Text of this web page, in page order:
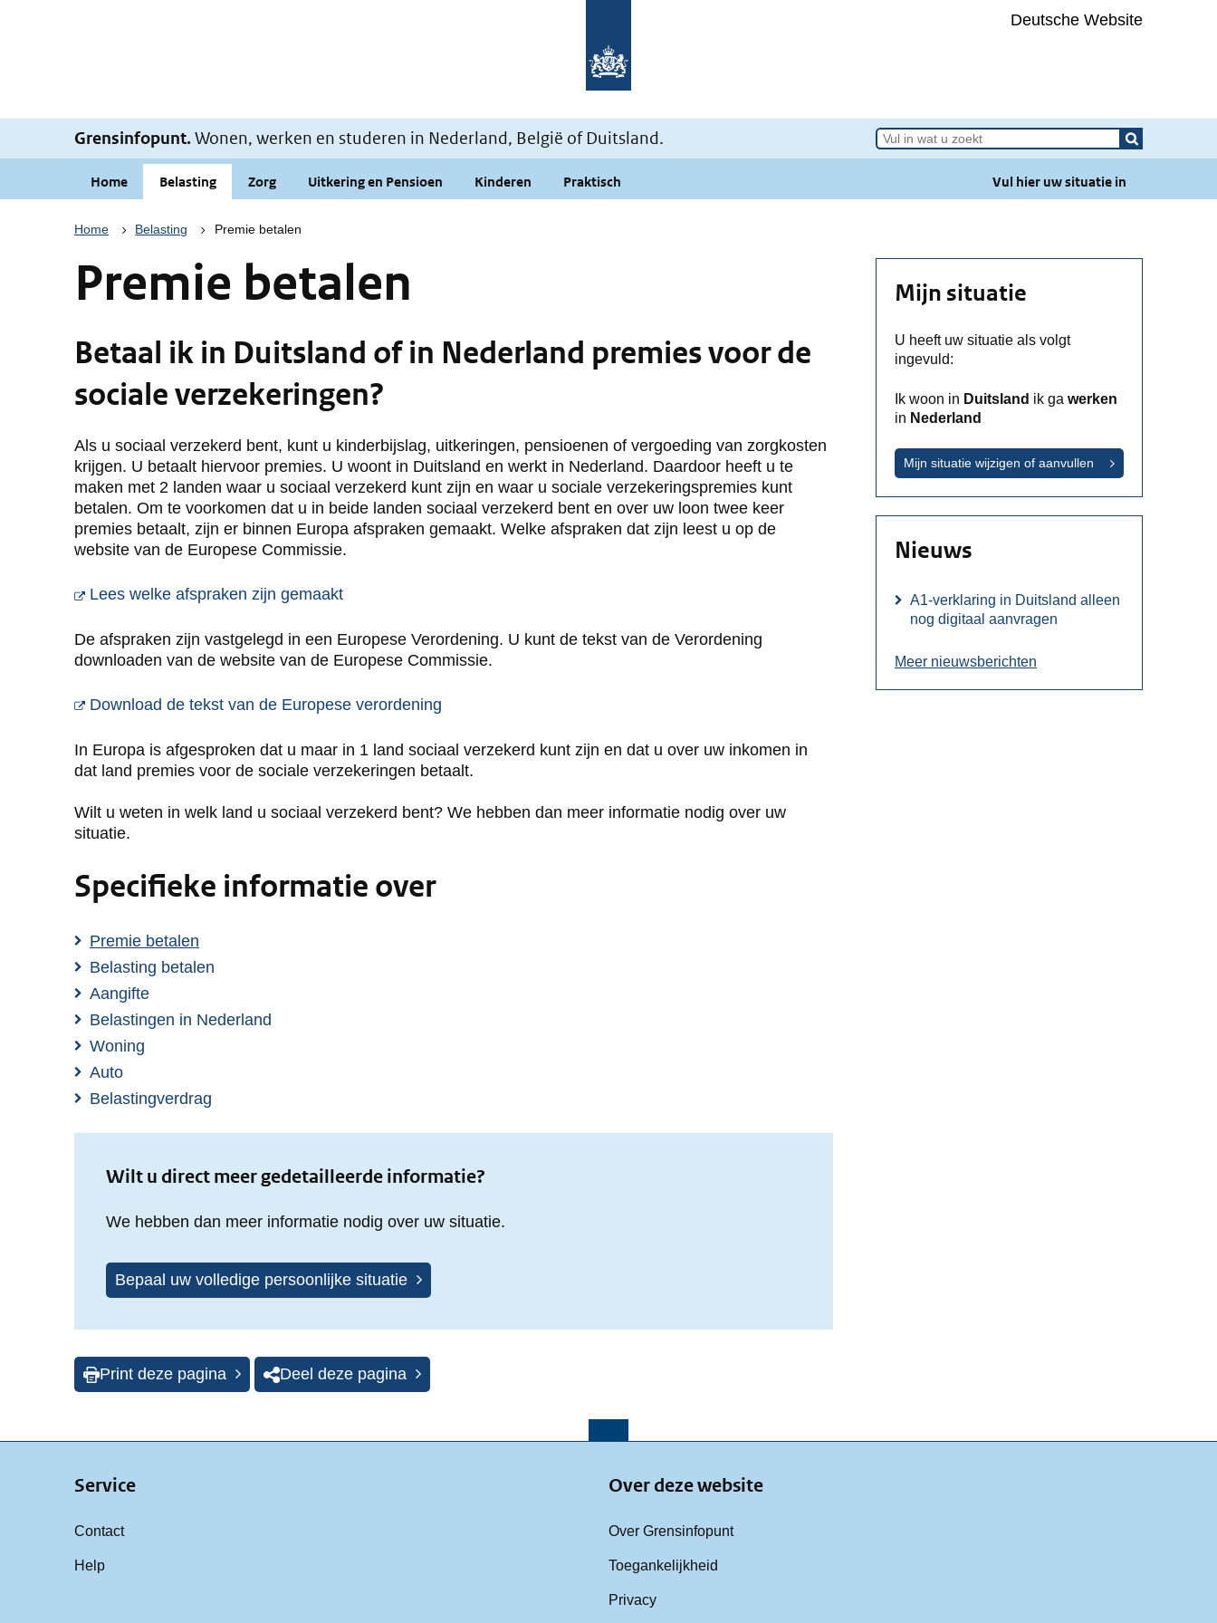
Deutsche Website
Naar de homepage Mijn situatie van Grensinfopunt
Grensinfopunt.Wonen, werken en studeren in Nederland, België of Duitsland.
Home Belasting Zorg Uitkering en Pensioen Kinderen Praktisch Vul hier uw situatie in
Kruimelpad
Home Belasting Premie betalen
Premie betalen
Betaal ik in Duitsland of in Nederland premies voor de
sociale verzekeringen?
Als u sociaal verzekerd bent, kunt u kinderbijslag, uitkeringen, pensioenen of vergoeding van zorgkosten
krijgen. U betaalt hiervoor premies. U woont in Duitsland en werkt in Nederland. Daardoor heeft u te
maken met 2 landen waar u sociaal verzekerd kunt zijn en waar u sociale verzekeringspremies kunt
betalen. Om te voorkomen dat u in beide landen sociaal verzekerd bent en over uw loon twee keer
premies betaalt, zijn er binnen Europa afspraken gemaakt. Welke afspraken dat zijn leest u op de
website van de Europese Commissie.
Lees welke afspraken zijn gemaaktU gaat naar een externe site. Deze opent in een nieuw venster.
De afspraken zijn vastgelegd in een Europese Verordening. U kunt de tekst van de Verordening
downloaden van de website van de Europese Commissie.
Download de tekst van de Europese verordening
In Europa is afgesproken dat u maar in 1 land sociaal verzekerd kunt zijn en dat u over uw inkomen in
dat land premies voor de sociale verzekeringen betaalt.
Wilt u weten in welk land u sociaal verzekerd bent? We hebben dan meer informatie nodig over uw
situatie.
Specifieke informatie over
Premie betalen
Belasting betalen
Aangifte
Belastingen in Nederland
Woning
Auto
Belastingverdrag
Wilt u direct meer gedetailleerde informatie?
We hebben dan meer informatie nodig over uw situatie.
Bepaal uw volledige persoonlijke situatie
Print deze pagina Deel deze pagina
Mijn situatie
U heeft uw situatie als volgt
ingevuld:
Ik woon in Duitsland ik ga werken
in Nederland
Mijn situatie wijzigen of aanvullen
Nieuws
A1-verklaring in Duitsland alleen
nog digitaal aanvragen
Meer nieuwsberichten
Service
Contact
Help
Over deze website
Over Grensinfopunt
Toegankelijkheid
Privacy